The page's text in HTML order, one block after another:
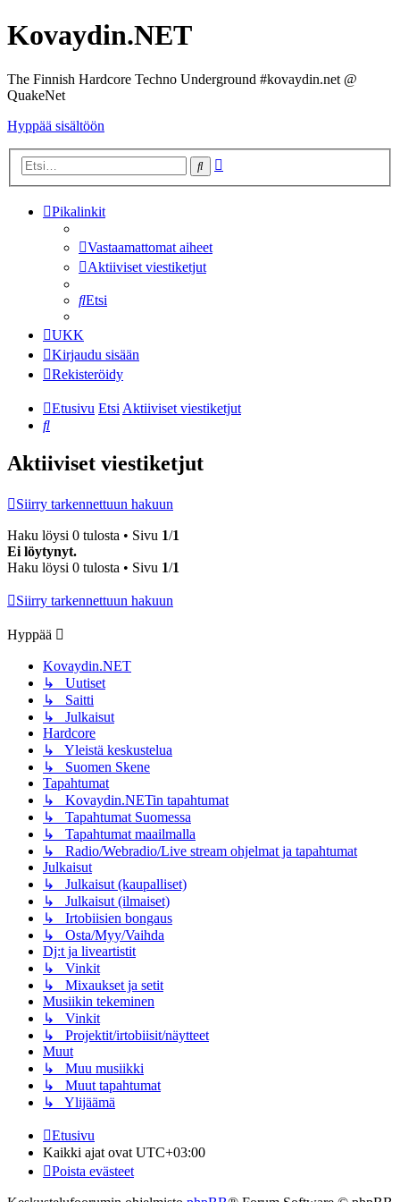
Kovaydin.NET
The Finnish Hardcore Techno Underground #kovaydin.net @
QuakeNet
Hyppää sisältöön
Etsi
Pikalinkit
Vastaamattomat aiheet
Aktiiviset viestiketjut
Etsi
UKK
Kirjaudu sisään
Rekisteröidy
Etusivu EtsiAktiiviset viestiketjut
Etsi
Aktiiviset viestiketjut
Siirry tarkennettuun hakuun
Haku löysi 0 tulosta • Sivu 1/1
Ei löytynyt.
Haku löysi 0 tulosta • Sivu 1/1
Siirry tarkennettuun hakuun
Hyppää
Kovaydin.NET
↳ Uutiset
↳ Saitti
↳ Julkaisut
Hardcore
↳ Yleistä keskustelua
↳ Suomen Skene
Tapahtumat
↳ Kovaydin.NETin tapahtumat
↳ Tapahtumat Suomessa
↳ Tapahtumat maailmalla
↳ Radio/Webradio/Live stream ohjelmat ja tapahtumat
Julkaisut
↳ Julkaisut (kaupalliset)
↳ Julkaisut (ilmaiset)
↳ Irtobiisien bongaus
↳ Osta/Myy/Vaihda
Dj:t ja liveartistit
↳ Vinkit
↳ Mixaukset ja setit
Musiikin tekeminen
↳ Vinkit
↳ Projektit/irtobiisit/näytteet
Muut
↳ Muu musiikki
↳ Muut tapahtumat
↳ Ylijäämä
Etusivu
Kaikki ajat ovat UTC+03:00
Poista evästeet